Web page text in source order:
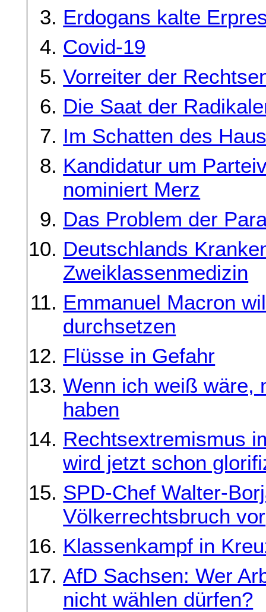
Erdogans kalte
Covid-19
Vorreiter der
Die Saat der
Im Schatten des
Kandidatur um
nominiert Merz
Das Problem der
Deutschlands
Zweiklassenmedizin
Emmanuel Macron
durchsetzen
Flüsse in Gefahr
Wenn ich weiß wäre,
haben
Rechtsextremismus
wird jetzt schon
SPD-Chef Walter-
Völkerrechtsbruch vor
Klassenkampf in
AfD Sachsen: Wer
nicht wählen dürfen?